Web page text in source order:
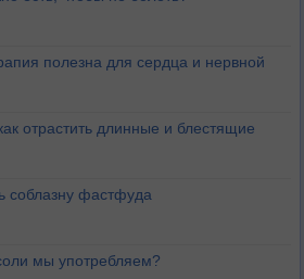
полезна для сердца и нервной
отрастить длинные и блестящие
соблазну фастфуда
мы употребляем?